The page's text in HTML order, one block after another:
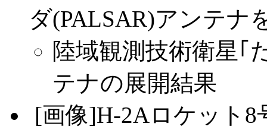
ダ(PALSAR)アンテナ
陸域観測技術衛星｢
テナの展開結果
[画像]H-2Aロケット8